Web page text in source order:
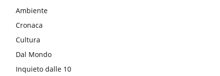
Ambiente
Cronaca
Cultura
Dal Mondo
Inquieto dalle 10